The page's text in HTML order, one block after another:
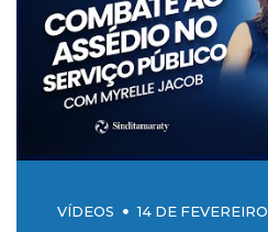
VÍDEOS 14 DE